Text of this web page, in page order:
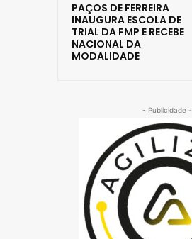
PAÇOS DE FERREIRA
INAUGURA ESCOLA DE
TRIAL DA FMP E RECEBE
NACIONAL DA
MODALIDADE
- Publicidade -